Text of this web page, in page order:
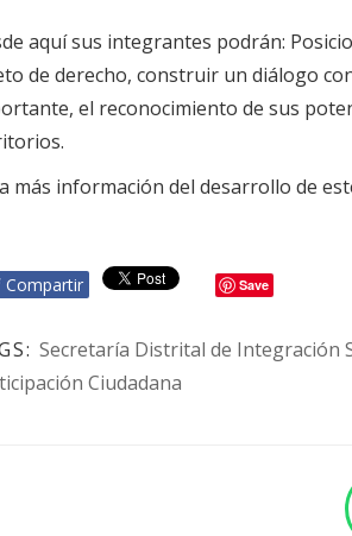
aquí sus integrantes podrán:
de derecho, construir un diálogo
el reconocimiento de sus
más información del desarrollo de
Compartir Save
Secretaría Distrital de Integración
Ciudadana